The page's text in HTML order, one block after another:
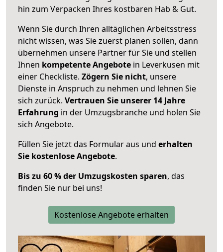
hin zum Verpacken Ihres kostbaren Hab & Gut.
Wenn Sie durch Ihren alltäglichen Arbeitsstress
nicht wissen, was Sie zuerst planen sollen, dann
übernehmen unsere Partner für Sie und stellen
Ihnen kompetente Angebote in Leverkusen mit
einer Checkliste. Zögern Sie nicht, unsere
Dienste in Anspruch zu nehmen und lehnen Sie
sich zurück. Vertrauen Sie unserer 14 Jahre
Erfahrung in der Umzugsbranche und holen Sie
sich Angebote.
Füllen Sie jetzt das Formular aus und erhalten
Sie kostenlose Angebote.
Bis zu 60 % der Umzugskosten sparen, das
finden Sie nur bei uns!
Kostenlose Angebote erhalten